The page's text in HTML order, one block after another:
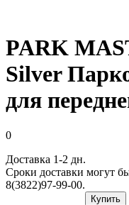
PARK
Silver
для
0
Доставка 1-2 дн.
Сроки доставки могут
8(3822)97-99-00.
Купить